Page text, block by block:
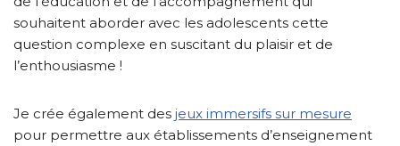
souhaitent aborder avec les adolescents cette
question complexe en suscitant du plaisir et de
l’enthousiasme !
Je crée également des jeux immersifs sur mesure
pour permettre aux établissements d’enseignement